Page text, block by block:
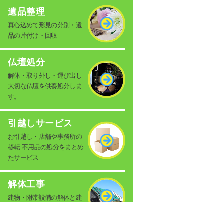
遺品整理
真心込めて形見の分別・遺
品の片付け・回収
仏壇処分
解体・取り外し・運び出し
大切な仏壇を供養処分しま
す。
引越しサービス
お引越し・店舗や事務所の
移転 不用品の処分をまとめ
たサービス
解体工事
建物・附帯設備の解体と建